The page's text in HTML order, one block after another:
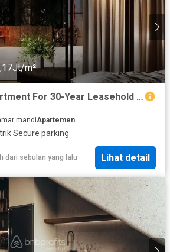
m²
Stylish Studio Apartment For 30-Year Leasehold In Seseh Area
mandiApartemen
·Secure parking
dari sebulan yang lalu Lihat detail